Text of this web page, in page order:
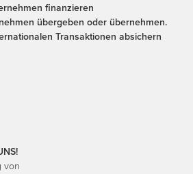
finanzieren
übergeben oder übernehmen.
Transaktionen absichern
von